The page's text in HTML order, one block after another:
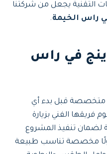
التقنية يجعل من شركتنا
راس الخيمة.
في راس
متخصصة قبل بدء أي
فريقها الفني بزيارة
لضمان تنفيذ المشروع
مخصصة تناسب طبيعة